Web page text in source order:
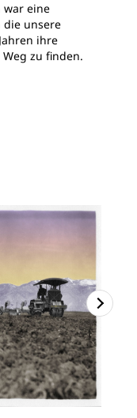
war eine
die unsere
ihre
zu finden.